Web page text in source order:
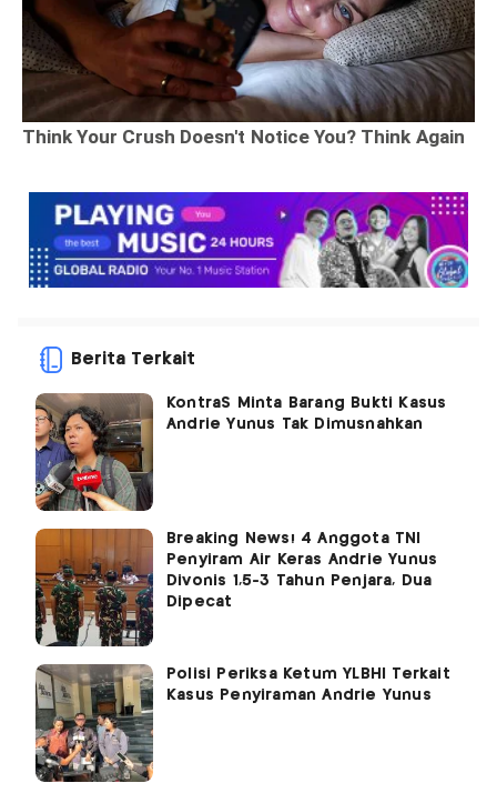
Berita Terkait
KontraS Minta Barang Bukti Kasus
Andrie Yunus Tak Dimusnahkan
Breaking News! 4 Anggota TNI
Penyiram Air Keras Andrie Yunus
Divonis 1,5-3 Tahun Penjara, Dua
Dipecat
Polisi Periksa Ketum YLBHI Terkait
Kasus Penyiraman Andrie Yunus